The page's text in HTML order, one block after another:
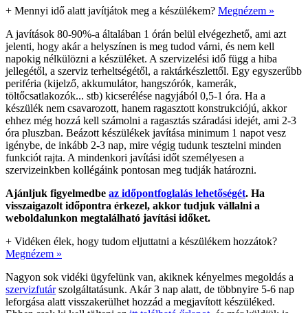
+ Mennyi idő alatt javítjátok meg a készülékem? Megnézem »
A javítások 80-90%-a általában 1 órán belül elvégezhető, ami azt
jelenti, hogy akár a helyszínen is meg tudod várni, és nem kell
napokig nélkülözni a készüléket. A szervizelési idő függ a hiba
jellegétől, a szerviz terheltségétől, a raktárkészlettől. Egy egyszerűbb
periféria (kijelző, akkumulátor, hangszórók, kamerák,
töltőcsatlakozók... stb) kicserélése nagyjából 0,5-1 óra. Ha a
készülék nem csavarozott, hanem ragasztott konstrukciójú, akkor
ehhez még hozzá kell számolni a ragasztás száradási idejét, ami 2-3
óra pluszban. Beázott készülékek javítása minimum 1 napot vesz
igénybe, de inkább 2-3 nap, mire végig tudunk tesztelni minden
funkciót rajta. A mindenkori javítási időt személyesen a
szervizeinkben kollégáink pontosan meg tudják határozni.
Ajánljuk figyelmedbe az időpontfoglalás lehetőségét. Ha
visszaigazolt időpontra érkezel, akkor tudjuk vállalni a
weboldalunkon megtalálható javítási időket.
+ Vidéken élek, hogy tudom eljuttatni a készülékem hozzátok?
Megnézem »
Nagyon sok vidéki ügyfelünk van, akiknek kényelmes megoldás a
szervizfutárszolgáltatásunk. Akár 3 nap alatt, de többnyire 5-6 nap
leforgása alatt visszakerülhet hozzád a megjavított készüléked.